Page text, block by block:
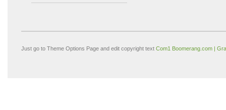
Just go to Theme Options Page and edit copyright text Com1 Boomerang.com |